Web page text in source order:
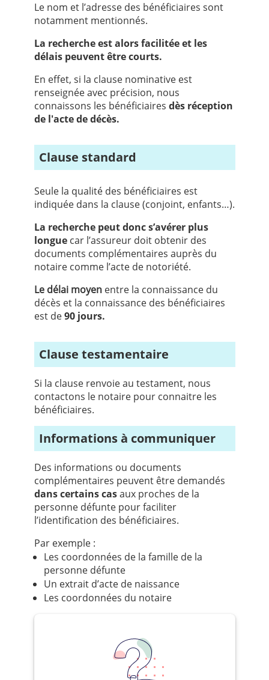
Le nom et l’adresse des bénéficiaires sont
notamment mentionnés.
La recherche est alors facilitée et les
délais peuvent être courts.
En effet, si la clause nominative est
renseignée avec précision, nous
connaissons les bénéficiaires dès réception
de l'acte de décès.
Clause standard
Seule la qualité des bénéficiaires est
indiquée dans la clause (conjoint, enfants…).
La recherche peut donc s’avérer plus
longuecar l’assureur doit obtenir des
documents complémentaires auprès du
notaire comme l’acte de notoriété.
Le délai moyenentre la connaissance du
décès et la connaissance des bénéficiaires
est de90 jours.
Clause testamentaire
Si la clause renvoie au testament, nous
contactons le notaire pour connaitre les
bénéficiaires.
Informations à communiquer
Des informations ou documents
complémentaires peuvent être demandés
dans certains casaux proches de la
personne défunte pour faciliter
l’identification des bénéficiaires.
Par exemple :
Les coordonnées de la famille de la
personne défunte
Un extrait d’acte de naissance
Les coordonnées du notaire